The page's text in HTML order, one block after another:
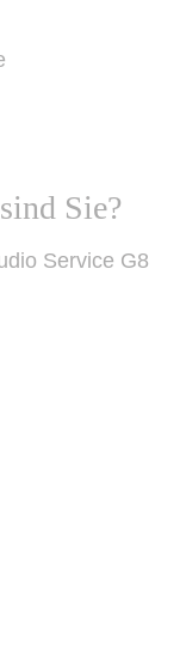
Sie?
Service G8